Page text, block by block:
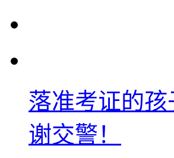
落准考证的
谢交警！